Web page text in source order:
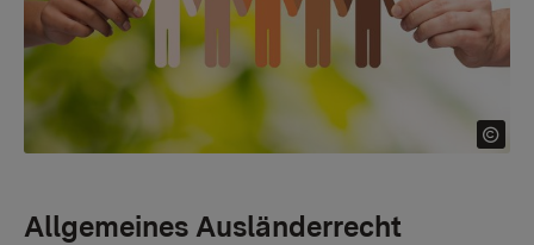
Allgemeines Ausländerrecht